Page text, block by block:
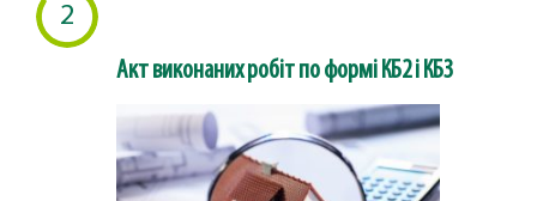
2
Акт виконаних робіт по формі КБ2 і КБ3